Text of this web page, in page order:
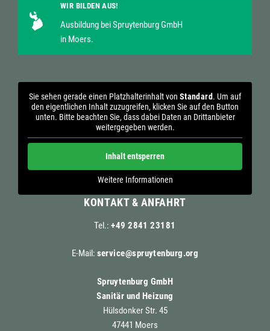
WIR BILDEN AUS!
Ausbildung bei Spruytenburg GmbH
in Moers.
Sie sehen gerade einen Platzhalterinhalt von Standard. Um auf
den eigentlichen Inhalt zuzugreifen, klicken Sie auf den Button
unten. Bitte beachten Sie, dass dabei Daten an Drittanbieter
weitergegeben werden.
Inhalt entsperren
Weitere Informationen
KONTAKT & ANFAHRT
Tel.:+49 2841 23181
E-Mail: service@spruytenburg.org
Spruytenburg GmbH
Sanitär und Heizung
Hülsdonker Str. 45
47441 Moers